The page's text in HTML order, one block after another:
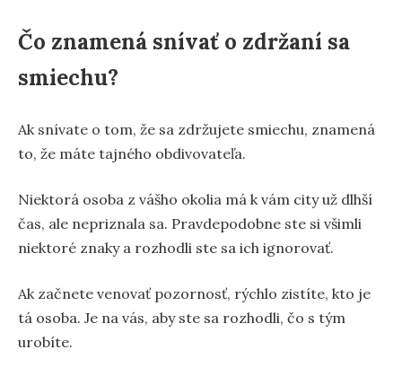
Čo znamená snívať o zdržaní sa
smiechu?
Ak snívate o tom, že sa zdržujete smiechu, znamená
to, že máte tajného obdivovateľa.
Niektorá osoba z vášho okolia má k vám city už dlhší
čas, ale nepriznala sa. Pravdepodobne ste si všimli
niektoré znaky a rozhodli ste sa ich ignorovať.
Ak začnete venovať pozornosť, rýchlo zistíte, kto je
tá osoba. Je na vás, aby ste sa rozhodli, čo s tým
urobíte.